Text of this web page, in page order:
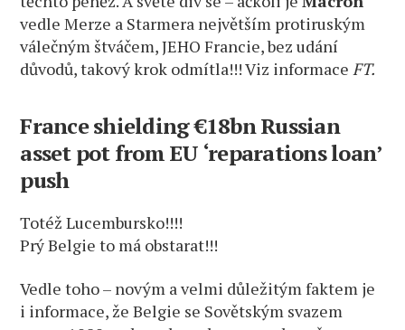
vedle Merze a Starmera největším protiruským
válečným štváčem, JEHO Francie, bez udání
důvodů, takový krok odmítla!!! Viz informaceFT.
France shielding €18bn Russian
asset pot from EU ‘reparations loan’
push
Totéž Lucembursko!!!!
Prý Belgie to má obstarat!!!
Vedle toho – novým a velmi důležitým faktem je
i informace, že Belgie se Sovětským svazem